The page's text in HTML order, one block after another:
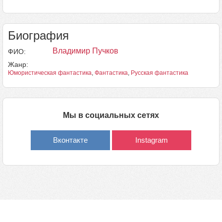
Биография
ФИО: Владимир Пучков
Жанр:
Юмористическая фантастика, Фантастика, Русская фантастика
Мы в социальных сетях
Вконтакте Instagram